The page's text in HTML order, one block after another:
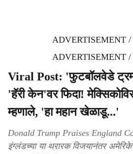
ADVERTISEMENT
ADVERTISEMENT
Viral Post: 'फुटबॉलवेडे
'हॅरी केन'वर फिदा!
म्हणाले, 'हा महान खेळाडू...'
Donald Trump Praises England
इंग्लंडच्या या थरारक विजयानंतर अमेरिकेचे